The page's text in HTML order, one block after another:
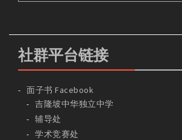
社群平台链接
面子书 Facebook
吉隆坡中华独立中学
辅导处
学术竞赛处